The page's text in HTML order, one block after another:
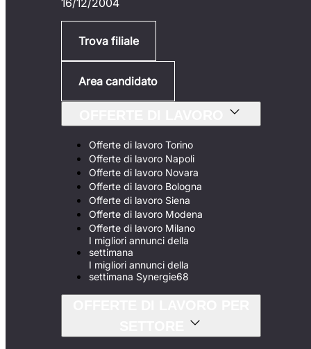
16/12/2004
Trova filiale
Area candidato
Offerte di lavoro Torino
Offerte di lavoro Napoli
Offerte di lavoro Novara
Offerte di lavoro Bologna
Offerte di lavoro Siena
Offerte di lavoro Modena
Offerte di lavoro Milano
I migliori annunci della
settimana
I migliori annunci della
settimana Synergie68